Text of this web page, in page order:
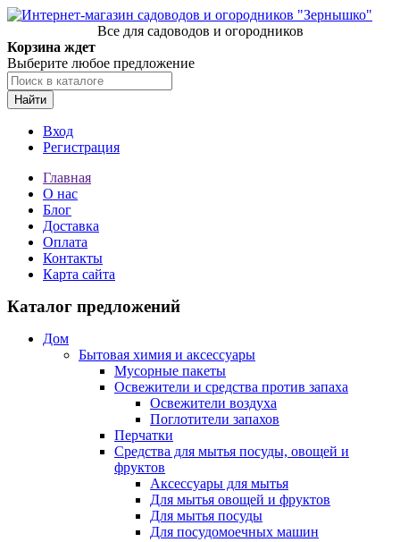
Все для садоводов и огородников
Корзина ждет
Выберите любое предложение
Найти
Вход
Регистрация
Главная
О нас
Блог
Доставка
Оплата
Контакты
Карта сайта
Каталог предложений
Дом
Бытовая химия и аксессуары
Мусорные пакеты
Освежители и средства против запаха
Освежители воздуха
Поглотители запахов
Перчатки
Средства для мытья посуды, овощей и
фруктов
Аксессуары для мытья
Для мытья овощей и фруктов
Для мытья посуды
Для посудомоечных машин